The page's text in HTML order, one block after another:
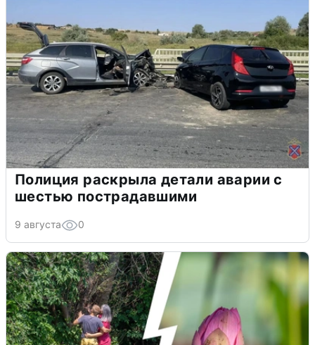
Полиция раскрыла детали аварии с
шестью пострадавшими
9 августа 0